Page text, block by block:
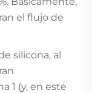
el flujo de
silicona, al
1 (y, en este